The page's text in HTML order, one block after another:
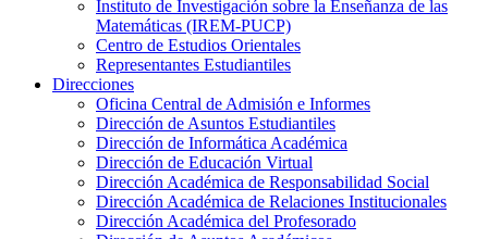
Instituto de Investigación sobre la Enseñanza de las
Matemáticas (IREM-PUCP)
Centro de Estudios Orientales
Representantes Estudiantiles
Direcciones
Oficina Central de Admisión e Informes
Dirección de Asuntos Estudiantiles
Dirección de Informática Académica
Dirección de Educación Virtual
Dirección Académica de Responsabilidad Social
Dirección Académica de Relaciones Institucionales
Dirección Académica del Profesorado